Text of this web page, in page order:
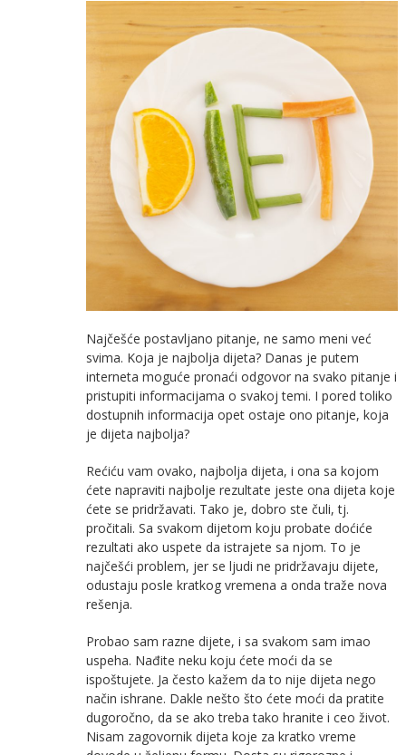
Najčešće postavljano pitanje, ne samo meni već
svima. Koja je najbolja dijeta? Danas je putem
interneta moguće pronaći odgovor na svako pitanje i
pristupiti informacijama o svakoj temi. I pored toliko
dostupnih informacija opet ostaje ono pitanje, koja
je dijeta najbolja?
Rećiću vam ovako, najbolja dijeta, i ona sa kojom
ćete napraviti najbolje rezultate jeste ona dijeta koje
ćete se pridržavati. Tako je, dobro ste čuli, tj.
pročitali. Sa svakom dijetom koju probate doćiće
rezultati ako uspete da istrajete sa njom. To je
najčešći problem, jer se ljudi ne pridržavaju dijete,
odustaju posle kratkog vremena a onda traže nova
rešenja.
Probao sam razne dijete, i sa svakom sam imao
uspeha. Nađite neku koju ćete moći da se
ispoštujete. Ja često kažem da to nije dijeta nego
način ishrane. Dakle nešto što ćete moći da pratite
dugoročno, da se ako treba tako hranite i ceo život.
Nisam zagovornik dijeta koje za kratko vreme